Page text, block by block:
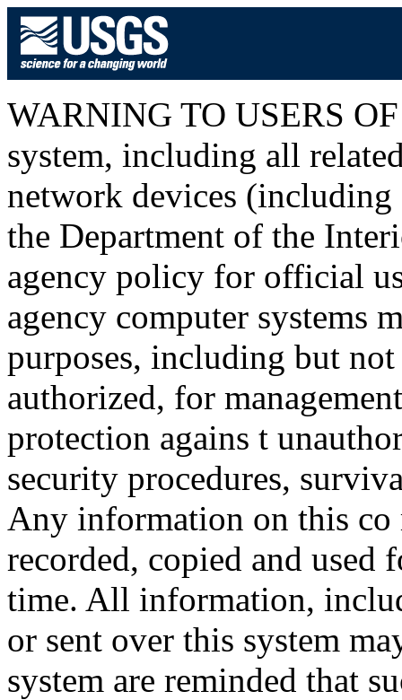
WARNING TO USERS
system, including all
network devices (including
the Department of the
agency policy for official
agency computer systems
purposes, including but
authorized, for
protection agains t
security procedures,
Any information on this co
recorded, copied and used
time. All information,
or sent over this system
system are reminded that